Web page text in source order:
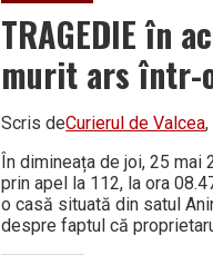
TRAGEDIE în
murit ars într-
Scris deCurierul de Valcea,
În dimineața de joi, 25
prin apel la 112, la ora
o casă situată din satul
despre faptul că